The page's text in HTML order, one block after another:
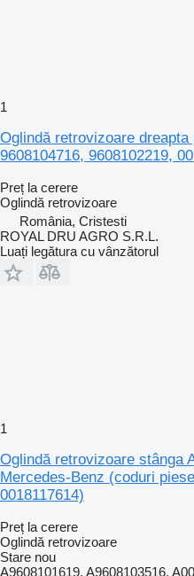
1
Oglindă retrovizoare
9608104716, 9608102219,
Preț la cerere
Oglindă retrovizoare
România, Cristesti
ROYAL DRU AGRO S.R.L.
Luați legătura cu vânzătorul
1
Oglindă retrovizoare stânga
Mercedes-Benz (coduri
0018117614)
Preț la cerere
Oglindă retrovizoare
Stare nou
A9608101619, A9608103516,